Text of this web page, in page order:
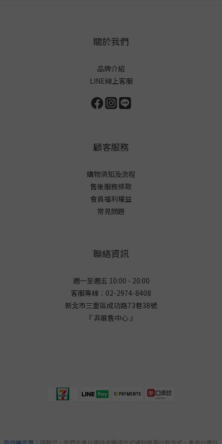
關於我們
品牌介紹
LINE線上客服
顧客服務
購物須知及流程
售後服務條款
會員福利權益
常見問題
聯絡資訊
週一至週五 10:00 - 20:00
客服專線：02-2974-8408
新北市三重區成功路73巷38號
『 非展售中心 』
防詐騙宣導 ｜提醒您，我們不會以電話或簡訊方式通知變更付款方式、會員付費升